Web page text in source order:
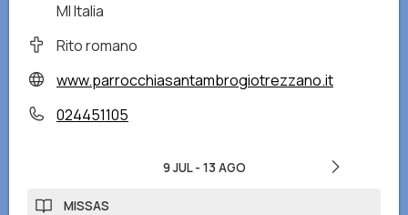
MI Italia
Rito romano
www.parrocchiasantambrogiotrezzano.it
024451105
9 JUL- 13 AGO
MISSAS